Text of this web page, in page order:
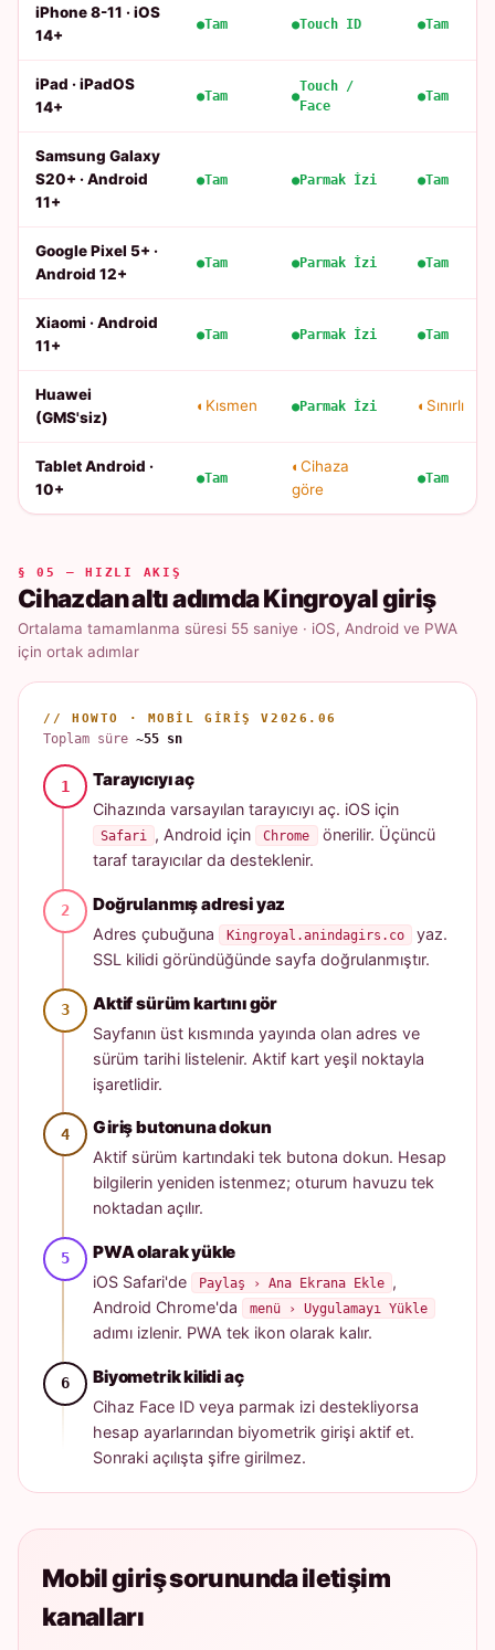
iPhone 8-11 · iOS
14+
Tam Touch ID Tam
iPad · iPadOS
14+
Tam
Touch /
Face
Tam
Samsung Galaxy
S20+ · Android
11+
Tam Parmak İzi Tam
Google Pixel 5+ ·
Android 12+
Tam Parmak İzi Tam
Xiaomi · Android
11+
Tam Parmak İzi Tam
Huawei
(GMS'siz)
Kısmen Parmak İzi Sınırlı
Tablet Android ·
10+
Tam
Cihaza
göre
Tam
§ 05 — HIZLI AKIŞ
Cihazdan altı adımda Kingroyal giriş
Ortalama tamamlanma süresi 55 saniye · iOS, Android ve PWA
için ortak adımlar
// HOWTO · MOBIL GIRIŞ V2026.06
Toplam süre~55 sn
Tarayıcıyı aç
Cihazında varsayılan tarayıcıyı aç. iOS için
Safari , Android için Chrome
önerilir. Üçüncü
taraf tarayıcılar da desteklenir.
Doğrulanmış adresi yaz
Adres çubuğuna Kingroyal.anindagirs.co
yaz.
SSL kilidi göründüğünde sayfa doğrulanmıştır.
Aktif sürüm kartını gör
Sayfanın üst kısmında yayında olan adres ve
sürüm tarihi listelenir. Aktif kart yeşil noktayla
işaretlidir.
Giriş butonuna dokun
Aktif sürüm kartındaki tek butona dokun. Hesap
bilgilerin yeniden istenmez; oturum havuzu tek
noktadan açılır.
PWA olarak yükle
iOS Safari'de Paylaş › Ana Ekrana Ekle ,
Android Chrome'da
menü › Uygulamayı Yükle
adımı izlenir. PWA tek ikon olarak kalır.
Biyometrik kilidi aç
Cihaz Face ID veya parmak izi destekliyorsa
hesap ayarlarından biyometrik girişi aktif et.
Sonraki açılışta şifre girilmez.
Mobil giriş sorununda iletişim
kanalları